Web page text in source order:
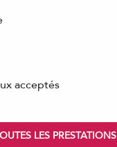
acceptés
LES PRESTATIONS